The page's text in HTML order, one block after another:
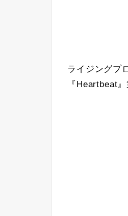
ライジングプ
『Heartbeat